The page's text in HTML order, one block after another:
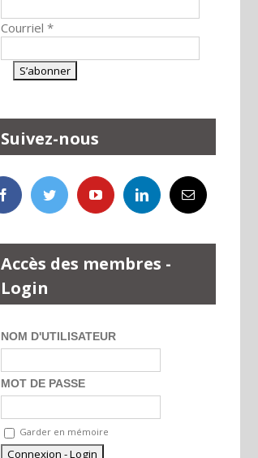
Courriel *
Suivez-nous
Accès des membres -
Login
NOM D'UTILISATEUR
MOT DE PASSE
Garder en mémoire